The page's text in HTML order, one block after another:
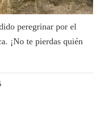
peregrinar por el
¡No te pierdas quién